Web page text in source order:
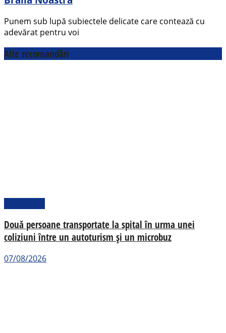
Punem sub lupă subiectele delicate care contează cu
adevărat pentru voi
Alte recomandări
Două persoane transportate la spital în urma unei
coliziuni între un autoturism și un microbuz
07/08/2026